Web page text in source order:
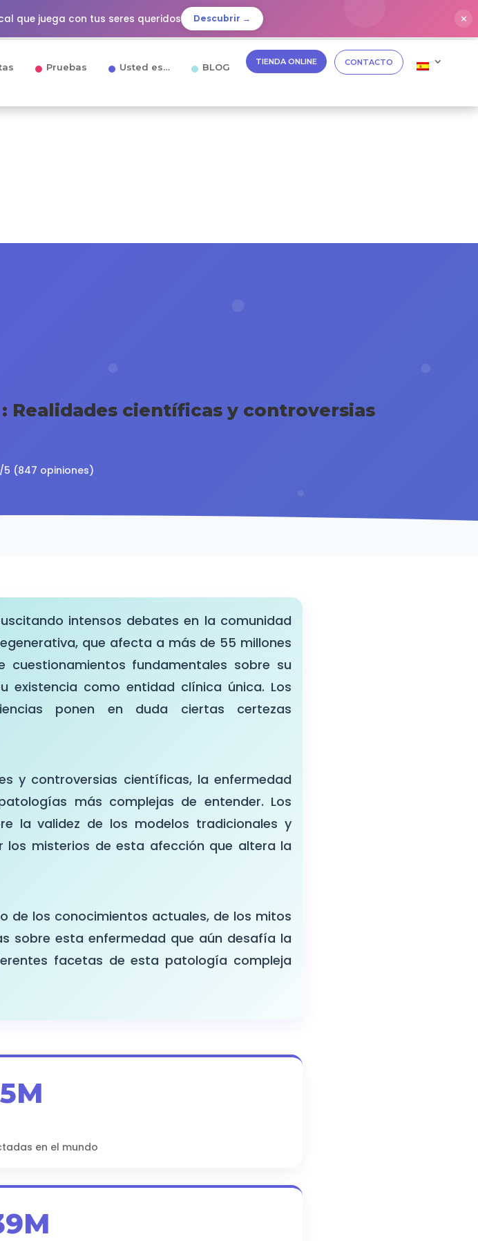
que juega con tus seres queridos Descubrir → ✕
Pruebas Usted es… BLOG TIENDA ONLINE CONTACTO
: Realidades científicas y controversias
5 (847 opiniones)
intensos debates en la comunidad
que afecta a más de 55 millones
fundamentales sobre su
existencia como entidad clínica única. Los
ponen en duda ciertas certezas
y controversias científicas, la enfermedad
más complejas de entender. Los
la validez de los modelos tradicionales y
los misterios de esta afección que altera la
de los conocimientos actuales, de los mitos
sobre esta enfermedad que aún desafía la
facetas de esta patología compleja
en el mundo